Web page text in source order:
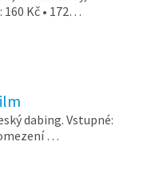
Kč • 172…
dabing. Vstupné:
…